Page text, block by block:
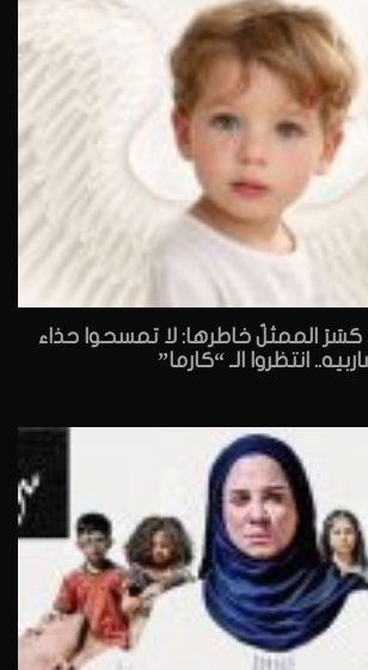
كسَرَ الممثلُ خاطرها: لا تمسحوا حذاء
انتظروا الـ “كارما”